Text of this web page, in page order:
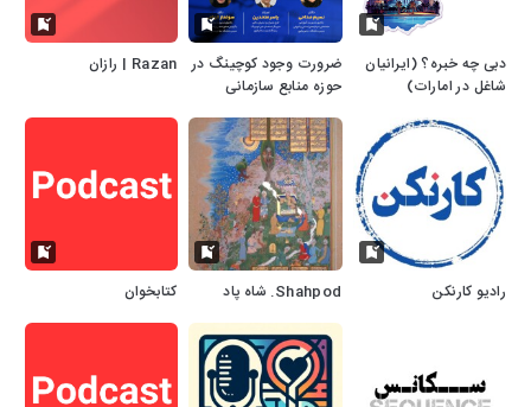
دبی چه خبره؟ (ایرانیان
شاغل در امارات)
ضرورت وجود کوچینگ در
حوزه منابع سازمانی
Razan | رازان
رادیو کارنکن Shahpod. شاه پاد کتابخوان